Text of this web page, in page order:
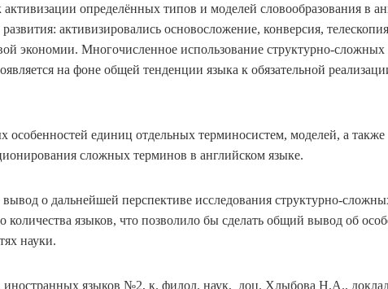
определённых типов и моделей словообразования в
активизировались основосложение, конверсия,
экономии. Многочисленное использование структурно-сложных
на фоне общей тенденции языка к обязательной
особенностей единиц отдельных терминосистем, моделей, а также
сложных терминов в английском языке.
о дальнейшей перспективе исследования структурно-
количества языков, что позволило бы сделать общий вывод об
науки.
иностранных языков №2, к. филол. наук, доц. Хлыбова Н.А.,